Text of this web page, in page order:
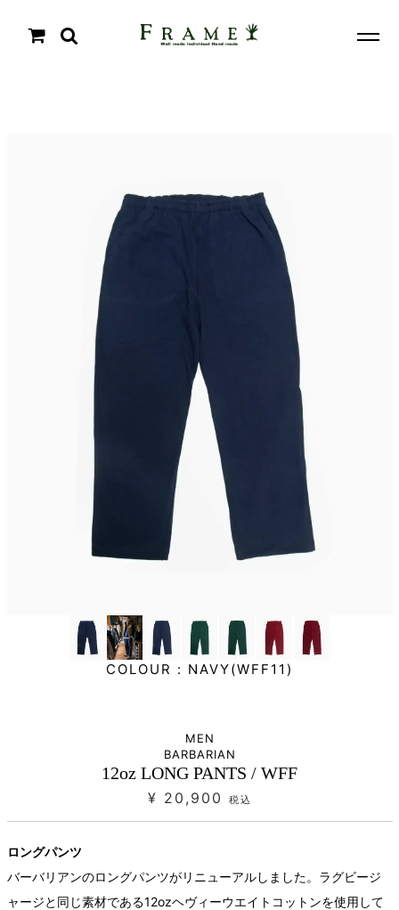
COLOUR : NAVY(WFF11)
MEN
BARBARIAN
12oz LONG PANTS / WFF
¥ 20,900 税込
ロングパンツ
バーバリアンのロングパンツがリニューアルしました。ラグビージ
ャージと同じ素材である12ozヘヴィーウエイトコットンを使用して